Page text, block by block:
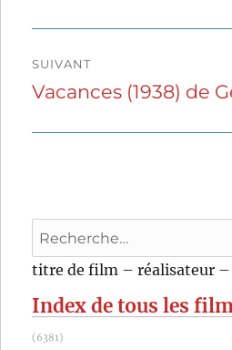
SUIVANT
Publication
Vacances (1938) de
Recherche
pour
:
titre de film – réalisateur –
Index de tous les
(6381)